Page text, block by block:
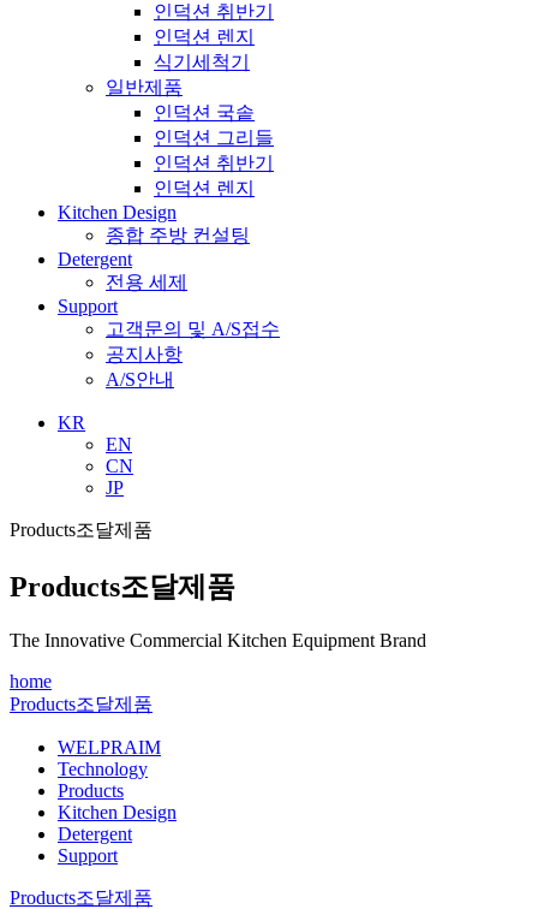
인덕션 취반기
인덕션 렌지
식기세척기
일반제품
인덕션 국솥
인덕션 그리들
인덕션 취반기
인덕션 렌지
Kitchen Design
종합 주방 컨설팅
Detergent
전용 세제
Support
고객문의 및 A/S접수
공지사항
A/S안내
KR
EN
CN
JP
Products조달제품
Products조달제품
The Innovative Commercial Kitchen Equipment Brand
home
Products조달제품
WELPRAIM
Technology
Products
Kitchen Design
Detergent
Support
Products조달제품